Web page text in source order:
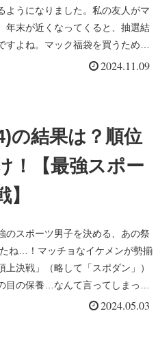
ようになりました。私の友人がマ
年末が近くなってくると、抽選結
すよね。マック福袋を買うために
2024.11.09
の結果は？順位
！【最強スポー
のスポーツ男子を決める、あの祭
ね…！マッチョなイケメンが勢揃
決戦」（略して「スポダン」）
目の保養…なんて言ってしまって
2024.05.03